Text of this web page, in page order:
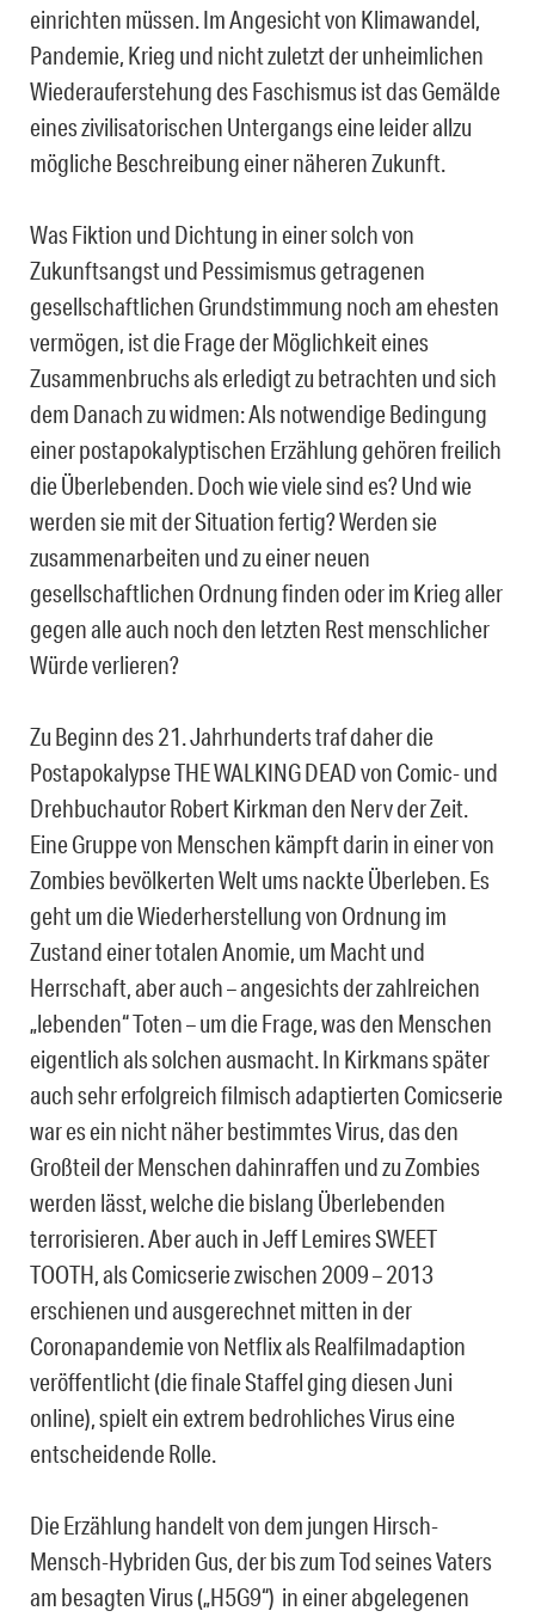
einrichten müssen. Im Angesicht von Klimawandel,
Pandemie, Krieg und nicht zuletzt der unheimlichen
Wiederauferstehung des Faschismus ist das Gemälde
eines zivilisatorischen Untergangs eine leider allzu
mögliche Beschreibung einer näheren Zukunft.
Was Fiktion und Dichtung in einer solch von
Zukunftsangst und Pessimismus getragenen
gesellschaftlichen Grundstimmung noch am ehesten
vermögen, ist die Frage der Möglichkeit eines
Zusammenbruchs als erledigt zu betrachten und sich
dem Danach zu widmen: Als notwendige Bedingung
einer postapokalyptischen Erzählung gehören freilich
die Überlebenden. Doch wie viele sind es? Und wie
werden sie mit der Situation fertig? Werden sie
zusammenarbeiten und zu einer neuen
gesellschaftlichen Ordnung finden oder im Krieg aller
gegen alle auch noch den letzten Rest menschlicher
Würde verlieren?
Zu Beginn des 21. Jahrhunderts traf daher die
Postapokalypse THE WALKING DEAD von Comic- und
Drehbuchautor Robert Kirkman den Nerv der Zeit.
Eine Gruppe von Menschen kämpft darin in einer von
Zombies bevölkerten Welt ums nackte Überleben. Es
geht um die Wiederherstellung von Ordnung im
Zustand einer totalen Anomie, um Macht und
Herrschaft, aber auch – angesichts der zahlreichen
„lebenden“ Toten – um die Frage, was den Menschen
eigentlich als solchen ausmacht. In Kirkmans später
auch sehr erfolgreich filmisch adaptierten Comicserie
war es ein nicht näher bestimmtes Virus, das den
Großteil der Menschen dahinraffen und zu Zombies
werden lässt, welche die bislang Überlebenden
terrorisieren. Aber auch in Jeff Lemires SWEET
TOOTH, als Comicserie zwischen 2009 – 2013
erschienen und ausgerechnet mitten in der
Coronapandemie von Netflix als Realfilmadaption
veröffentlicht (die finale Staffel ging diesen Juni
online), spielt ein extrem bedrohliches Virus eine
entscheidende Rolle.
Die Erzählung handelt von dem jungen Hirsch-
Mensch-Hybriden Gus, der bis zum Tod seines Vaters
am besagten Virus („H5G9“) in einer abgelegenen